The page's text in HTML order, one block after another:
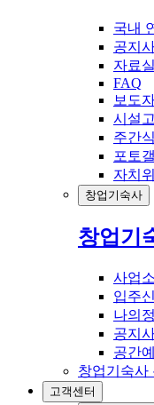
국내
공지
자료실
FAQ
보도
시설
주간
포토
자치
창업기숙사
창업기
사업
입주
나의
공지
공간
창업기숙사
고객센터